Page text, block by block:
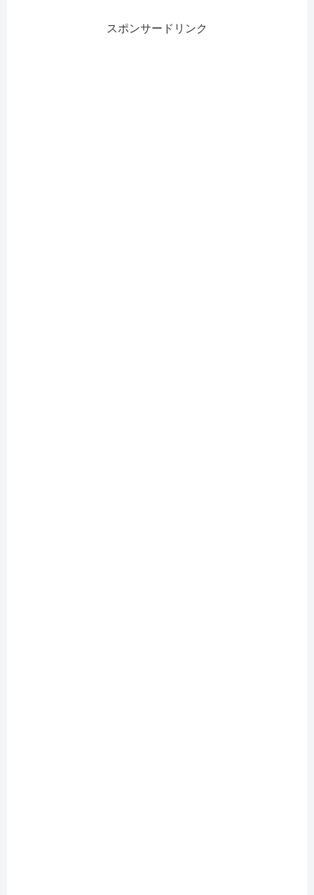
スポンサードリンク